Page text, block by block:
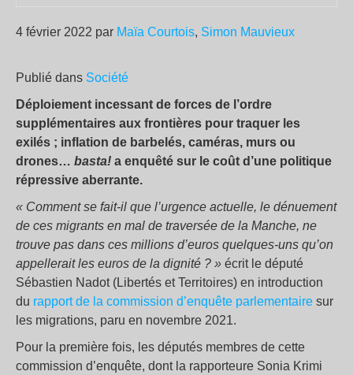
4 février 2022 par Maïa Courtois, Simon Mauvieux
Publié dans Société
Déploiement incessant de forces de l’ordre
supplémentaires aux frontières pour traquer les
exilés ; inflation de barbelés, caméras, murs ou
drones… basta! a enquêté sur le coût d’une politique
répressive aberrante.
« Comment se fait-il que l’urgence actuelle, le dénuement
de ces migrants en mal de traversée de la Manche, ne
trouve pas dans ces millions d’euros quelques-uns qu’on
appellerait les euros de la dignité ? » écrit le député
Sébastien Nadot (Libertés et Territoires) en introduction
du rapport de la commission d’enquête parlementaire sur
les migrations, paru en novembre 2021.
Pour la première fois, les députés membres de cette
commission d’enquête, dont la rapporteure Sonia Krimi